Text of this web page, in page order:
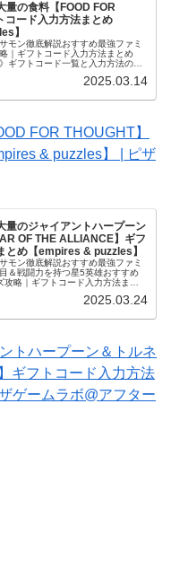
量の食料【FOOD FOR
コード入力方法まとめ
】
モン徹底解説おすすめ最強ファミ
｜ギフトコード入力方法まとめ
ギフトコード一覧と入力方法の解
2025.03.14
FOR THOUGHT】
& puzzles】 | ピザ
量のジャイアントハープーン
OF THE ALLIANCE】ギフ
とめ【empires & puzzles】
モン徹底解説おすすめ最強ファミ
＆戦闘力を持つ星5英雄おすすめ
攻略｜ギフトコード入力方法まと
2025.03.24
トハープーン＆トルネ
ギフトコード入力方法
ゲームラボ@アフター